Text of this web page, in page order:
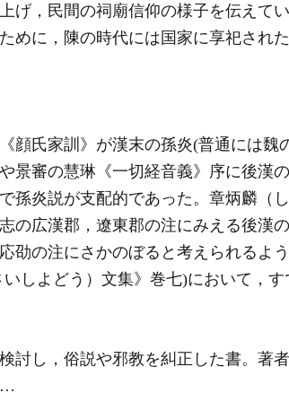
げ，民間の祠廟信仰の様子を伝えて
めに，陳の時代には国家に享祀され
顔氏家訓》が漢末の孫炎(普通には魏
景審の慧琳《一切経音義》序に後漢
孫炎説が支配的であった。章炳麟（
の広漢郡，遼東郡の注にみえる後漢
劭の注にさかのぼると考えられるよ
しよどう）文集》巻七)において，
討し，俗説や邪教を糾正した書。著
…